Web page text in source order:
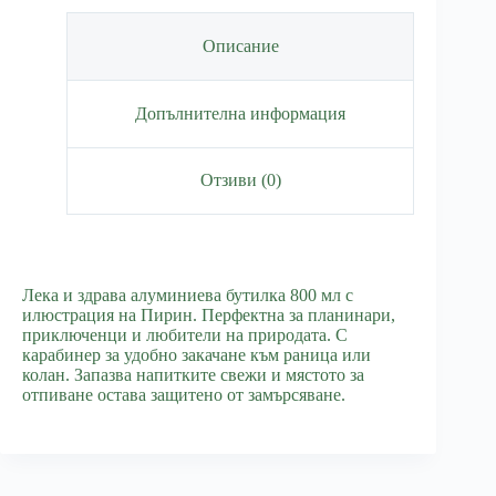
Описание
Допълнителна информация
Отзиви (0)
Лека и здрава алуминиева бутилка 800 мл с
илюстрация на Пирин. Перфектна за планинари,
приключенци и любители на природата. С
карабинер за удобно закачане към раница или
колан. Запазва напитките свежи и мястото за
отпиване остава защитено от замърсяване.